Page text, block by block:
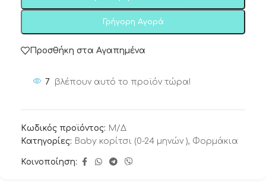
Γρήγορη Αγορά
Προσθήκη στα Αγαπημένα
7 βλέπουν αυτό το προϊόν τώρα!
Κωδικός προϊόντος: Μ/Δ
Κατηγορίες: Baby κορίτσι (0-24 μηνών ), Φορμάκια
Κοινοποίηση: